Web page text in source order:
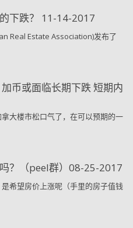
下跌？ 11-14-2017
Real Estate Association)发布了
币或面临长期下跌 短期内
大楼市松口气了，在可以预期的一
？（peel群）08-25-2017
希望房价上涨呢（手里的房子值钱